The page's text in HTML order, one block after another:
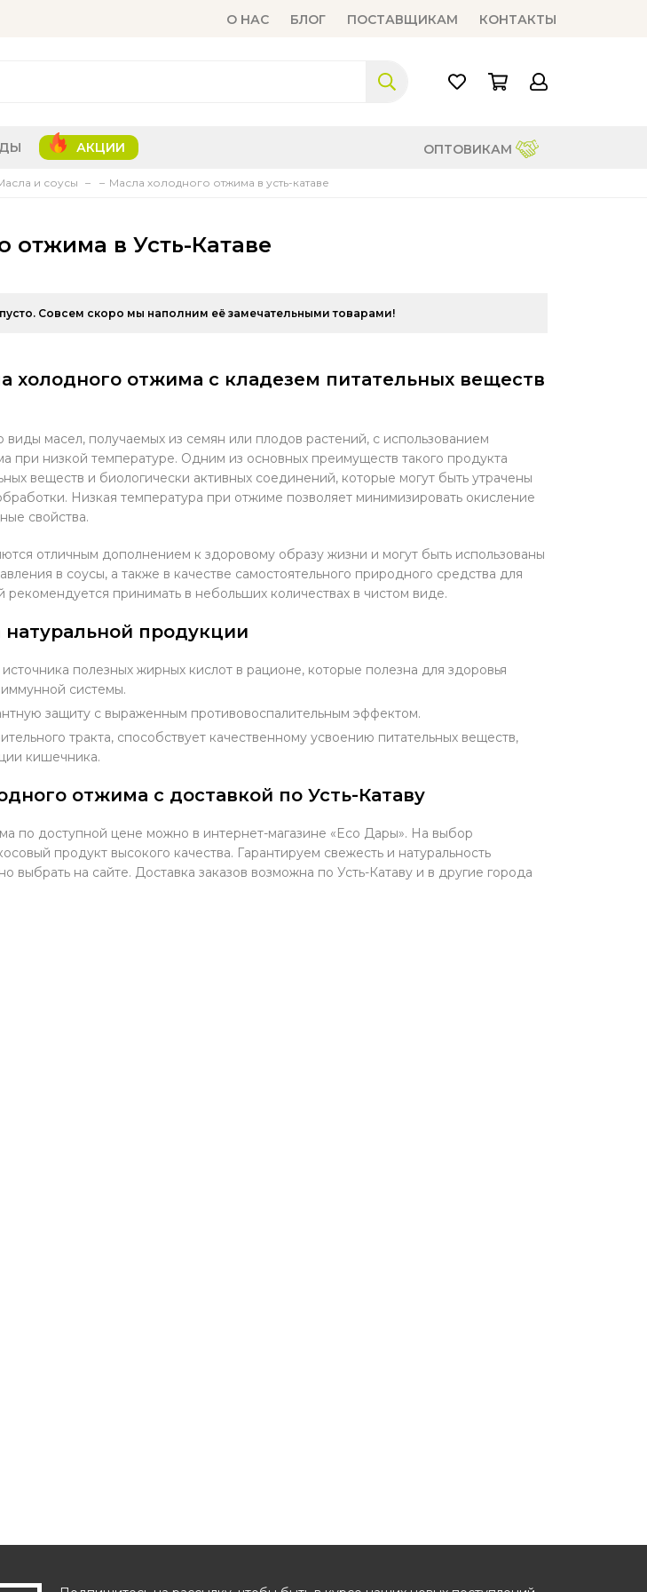
О НАС БЛОГ ПОСТАВЩИКАМ КОНТАКТЫ
АКЦИИ ОПТОВИКАМ
и соусы Масла холодного отжима в усть-катаве
отжима в Усть-Катаве
Совсем скоро мы наполним её замечательными товарами!
холодного отжима с кладезем питательных веществ
виды масел, получаемых из семян или плодов растений, с использованием
при низкой температуре. Одним из основных преимуществ такого продукта
веществ и биологически активных соединений, которые могут быть утрачены
Низкая температура при отжиме позволяет минимизировать окисление
свойства.
отличным дополнением к здоровому образу жизни и могут быть использованы
в соусы, а также в качестве самостоятельного природного средства для
рекомендуется принимать в небольших количествах в чистом виде.
продукции
полезных жирных кислот в рационе, которые полезна для здоровья
иммунной системы.
защиту с выраженным противовоспалительным эффектом.
тракта, способствует качественному усвоению питательных веществ,
кишечника.
отжима с доставкой по Усть-Катаву
по доступной цене можно в интернет-магазине «Eco Дары». На выбор
продукт высокого качества. Гарантируем свежесть и натуральность
выбрать на сайте. Доставка заказов возможна по Усть-Катаву и в другие города